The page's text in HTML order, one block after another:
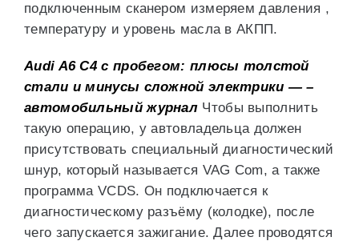
подключенным сканером измеряем давления ,
температуру и уровень масла в АКПП.
Audi A6 C4 с пробегом: плюсы толстой
стали и минусы сложной электрики — –
автомобильный журнал Чтобы выполнить
такую операцию, у автовладельца должен
присутствовать специальный диагностический
шнур, который называется VAG Com, а также
программа VCDS. Он подключается к
диагностическому разъёму (колодке), после
чего запускается зажигание. Далее проводятся